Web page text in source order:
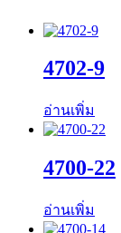
4702-9
อ่านเพิ่ม
4700-22
อ่านเพิ่ม